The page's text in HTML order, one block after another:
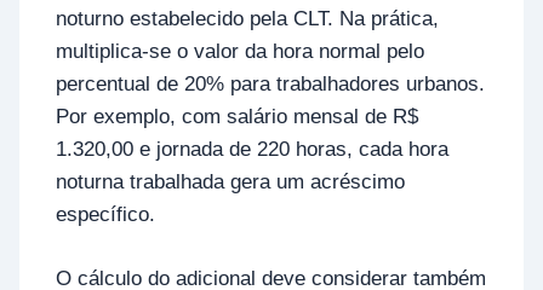
noturno estabelecido pela CLT. Na prática,
multiplica-se o valor da hora normal pelo
percentual de 20% para trabalhadores urbanos.
Por exemplo, com salário mensal de R$
1.320,00 e jornada de 220 horas, cada hora
noturna trabalhada gera um acréscimo
específico.
O cálculo do adicional deve considerar também